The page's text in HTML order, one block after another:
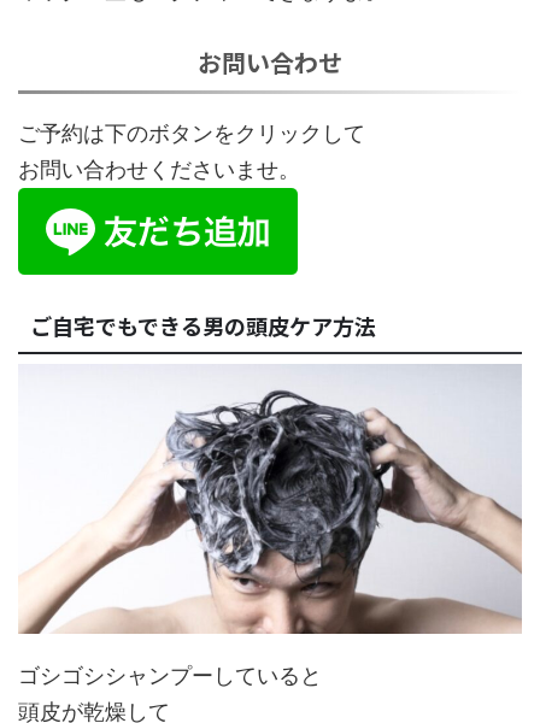
お問い合わせ
ご予約は下のボタンをクリックして
お問い合わせくださいませ。
ご自宅でもできる男の頭皮ケア方法
ゴシゴシシャンプーしていると
頭皮が乾燥して